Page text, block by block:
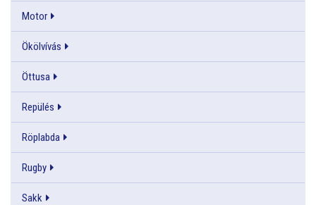
Motor
Ökölvívás
Öttusa
Repülés
Röplabda
Rugby
Sakk